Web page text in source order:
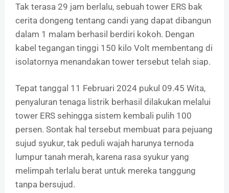
Tak terasa 29 jam berlalu, sebuah tower ERS bak
cerita dongeng tentang candi yang dapat dibangun
dalam 1 malam berhasil berdiri kokoh. Dengan
kabel tegangan tinggi 150 kilo Volt membentang di
isolatornya menandakan tower tersebut telah siap.
Tepat tanggal 11 Februari 2024 pukul 09.45 Wita,
penyaluran tenaga listrik berhasil dilakukan melalui
tower ERS sehingga sistem kembali pulih 100
persen. Sontak hal tersebut membuat para pejuang
sujud syukur, tak peduli wajah harunya ternoda
lumpur tanah merah, karena rasa syukur yang
melimpah terlalu berat untuk mereka tanggung
tanpa bersujud.